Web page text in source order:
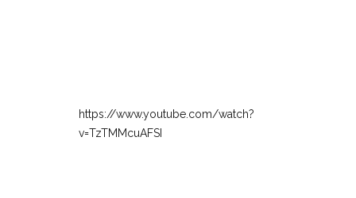
https://www.youtube.com/watch?
v=TzTMMcuAFSI